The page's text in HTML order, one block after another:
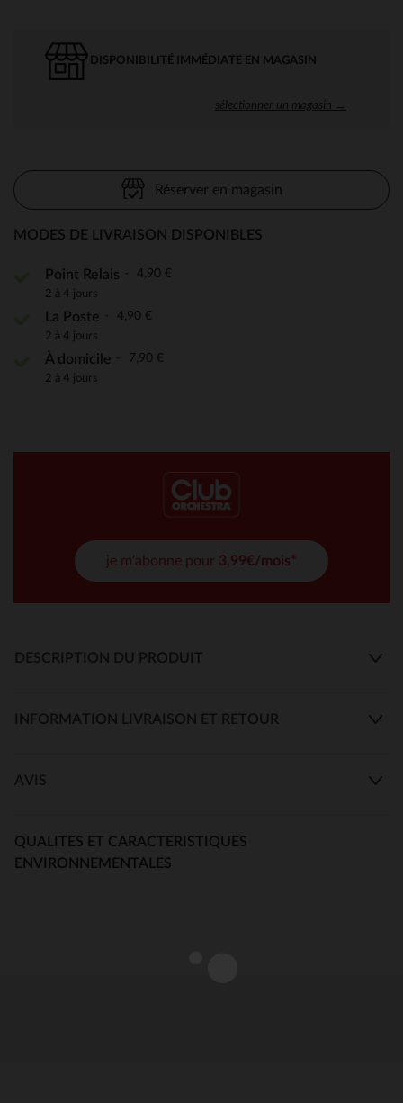
DISPONIBILITÉ IMMÉDIATE EN MAGASIN
sélectionner un magasin →
Réserver en magasin
MODES DE LIVRAISON DISPONIBLES
Point Relais 4,90 €
2 à 4 jours
La Poste 4,90 €
2 à 4 jours
À domicile 7,90 €
2 à 4 jours
je m'abonne pour 3,99€/mois*
DESCRIPTION DU PRODUIT
INFORMATION LIVRAISON ET RETOUR
AVIS
QUALITES ET CARACTERISTIQUES
ENVIRONNEMENTALES